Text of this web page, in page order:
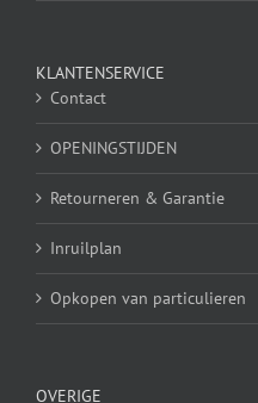
KLANTENSERVICE
Contact
OPENINGSTIJDEN
Retourneren & Garantie
Inruilplan
Opkopen van particulieren
OVERIGE